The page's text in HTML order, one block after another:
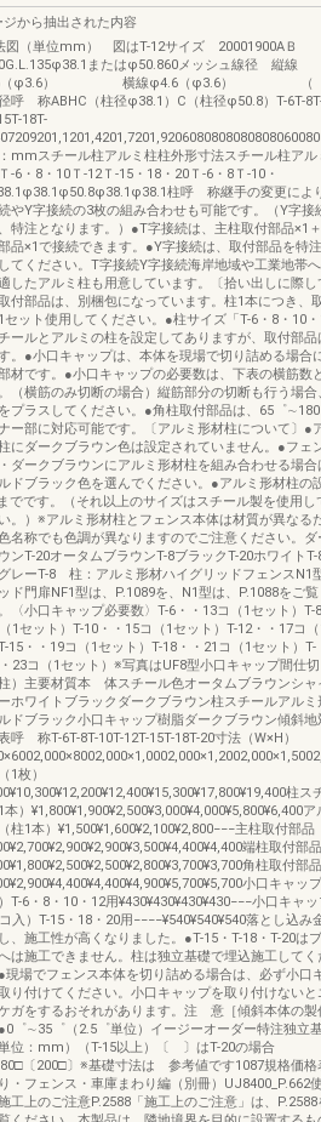
ジから抽出された内容
図（単位mm） 図はT-12サイズ 20001900AＢ
またはφ50.860メッシュ線径 縦線
（φ3.6） 横線φ4.6（φ3.6） （
呼 称ABHC（柱径φ38.1）C（柱径φ50.8）T-6T-
18T-
mmスチール柱アルミ柱柱外形寸法スチール柱アル
-6・8・10Ｔ-12Ｔ-15・18・20Ｔ-6・8Ｔ-10・
柱呼 称継手の変更によ
やY字接続の3枚の組み合わせも可能です。（Y字接
特注となります。）●T字接続は、主柱取付部品×1
品×1で接続できます。●Y字接続は、取付部品を特
てください。T字接続Y字接続海岸地域や工業地帯
したアルミ柱も用意しています。〔拾い出しに際し
付部品は、別梱包になっています。柱1本につき、
セット使用してください。●柱サイズ「T-6・8・10・
ールとアルミの柱を設定してありますが、取付部品
。●小口キャップは、本体を現場で切り詰める場合
材です。●小口キャップの必要数は、下表の横筋数
（横筋のみ切断の場合）縦筋部分の切断も行う場合
プラスしてください。●角柱取付部品は、65゜
ー部に対応可能です。〔アルミ形材柱について〕●
にダークブラウン色は設定されていません。●フェ
ダークブラウンにアルミ形材柱を組み合わせる場合
ドブラック色を選んでください。●アルミ形材柱の
でです。（それ以上のサイズはスチール製を使用し
。）※アルミ形材柱とフェンス本体は材質が異なる
名称でも色調が異なりますのでご注意ください。ダ
ンT-20オータムブラウンT-8ブラックT-20ホワイトT-
レーT-8 柱：アルミ形材ハイグリッドフェンスN1
ド門扉NF1型は、P.1089を、N1型は、P.1088をご
〈小口キャップ必要数〉T-6・・13コ（1セット）T-8
1セット）T-10・・15コ（1セット）T-12・・17コ（
15・・19コ（1セット）T-18・・21コ（1セット）T-
23コ（1セット）※写真はUF8型小口キャップ間仕切
柱）主要材質本 体スチール色オータムブラウンシャ
ホワイトブラックダークブラウン柱スチールアルミ
ドブラック小口キャップ樹脂ダークブラウン傾斜地
呼 称T-6T-8T-10T-12T-15T-18T-20寸法（W×H）
1枚）
柱ス
1本）¥1,800¥1,900¥2,500¥3,000¥4,000¥5,800¥6,400ア
柱1本）¥1,500¥1,600¥2,100¥2,800−−−主柱取付部品
端柱取付部品
角柱取付部品
小口キャッ
T-6・8・10・12用¥430¥430¥430¥430−−−小口キャ
コ入）T-15・18・20用−−−−¥540¥540¥540落とし込み
、施工性が高くなりました。●T-15・T-18・T-20は
は施工できません。柱は独立基礎で埋込施工してく
現場でフェンス本体を切り詰める場合は、必ず小口
り付けてください。小口キャップを取り付けないと
ガをするおそれがあります。注 意［傾斜本体の製
゜∼35゜（2.5゜単位）イージーオーダー特注独立
位：mm）（T-15以上）〔 〕はT-20の場合
〔200□〕※基礎寸法は 参考値です1087規格価格
・フェンス・車庫まわり編（別冊）UJ8400_P.662
工上のご注意P.2588「施工上のご注意」は、P.2588